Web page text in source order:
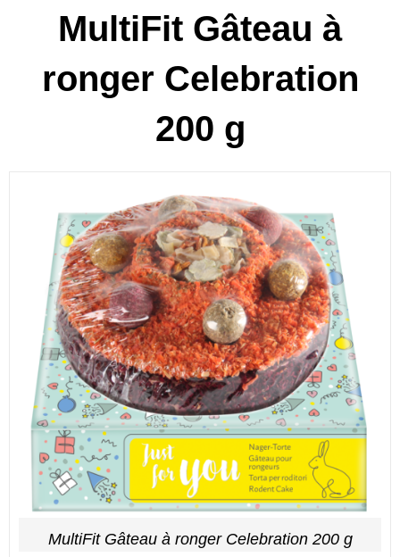
MultiFit Gâteau à
ronger Celebration
200 g
MultiFit Gâteau à ronger Celebration 200 g